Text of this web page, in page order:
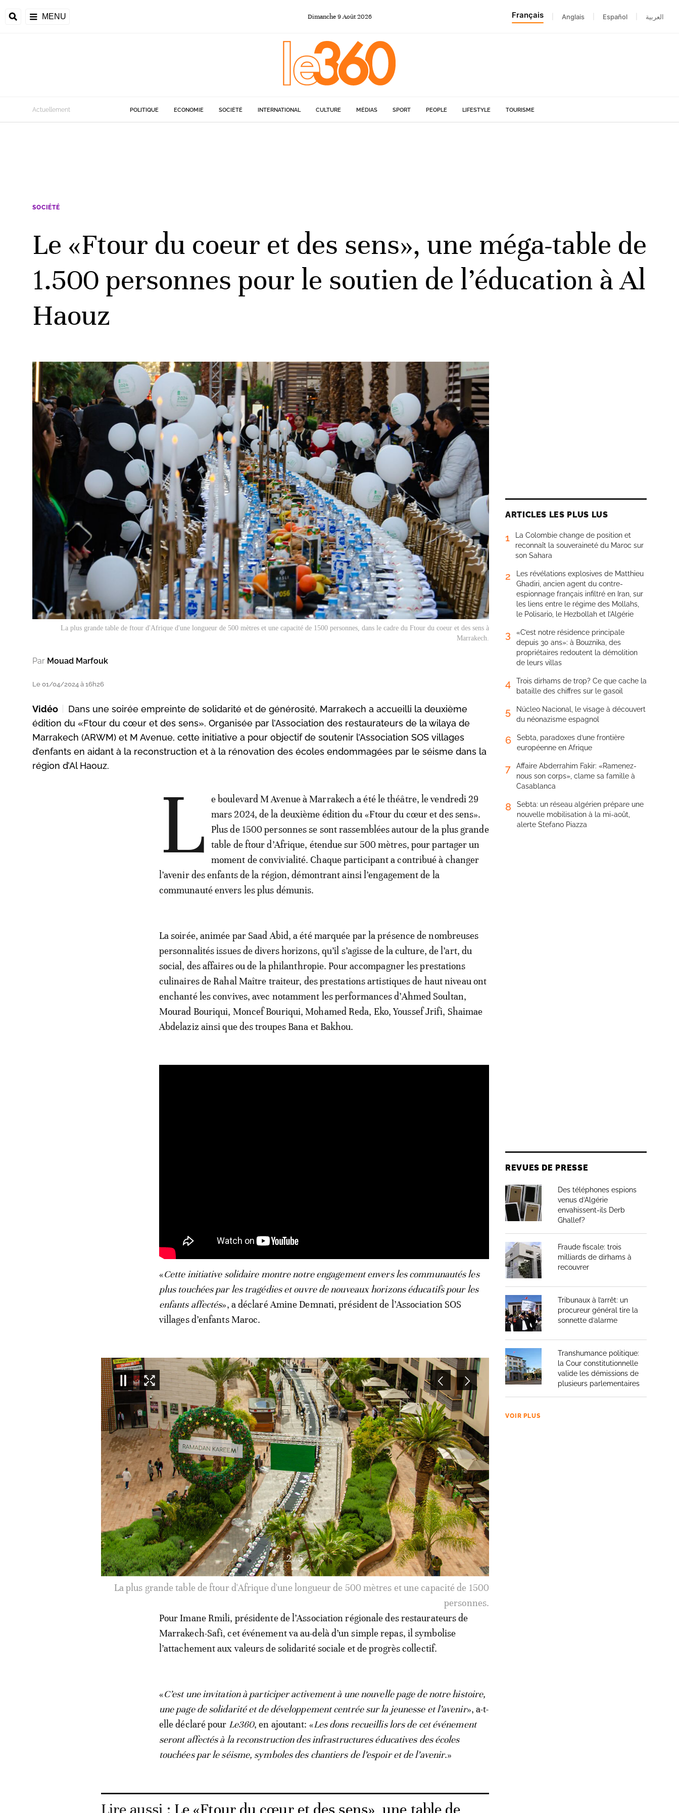
MENU Dimanche 9Août 2026 Français Anglais Español العربية
Actuellement POLITIQUE ECONOMIE SOCIÉTÉ INTERNATIONAL CULTURE MÉDIAS SPORT PEOPLE LIFESTYLE TOURISME
SOCIÉTÉ
Le «Ftour du coeur et des sens», une méga-table de
1.500 personnes pour le soutien de l’éducation à Al
Haouz
La plus grande table de ftour d'Afrique d'une longueur de 500 mètres et une capacité de 1500 personnes, dans le cadre du Ftour du coeur et des sens à
Marrakech.
Par Mouad Marfouk
Le 01/04/2024 à 16h26
Vidéo
Dans une soirée empreinte de solidarité et de générosité, Marrakech a accueilli la deuxième
édition du «Ftour du cœur et des sens». Organisée par l’Association des restaurateurs de la wilaya de
Marrakech (ARWM) et M Avenue, cette initiative a pour objectif de soutenir l’Association SOS villages
d’enfants en aidant à la reconstruction et à la rénovation des écoles endommagées par le séisme dans la
région d’Al Haouz.
L
e boulevard M Avenue à Marrakech a été le théâtre, le vendredi 29
mars 2024, de la deuxième édition du «Ftour du cœur et des sens».
Plus de 1500 personnes se sont rassemblées autour de la plus grande
table de ftour d’Afrique, étendue sur 500 mètres, pour partager un
moment de convivialité. Chaque participant a contribué à changer
l’avenir des enfants de la région, démontrant ainsi l’engagement de la
communauté envers les plus démunis.
La soirée, animée par Saad Abid, a été marquée par la présence de nombreuses
personnalités issues de divers horizons, qu’il s’agisse de la culture, de l’art, du
social, des affaires ou de la philanthropie. Pour accompagner les prestations
culinaires de Rahal Maître traiteur, des prestations artistiques de haut niveau ont
enchanté les convives, avec notamment les performances d’Ahmed Soultan,
Mourad Bouriqui, Moncef Bouriqui, Mohamed Reda, Eko, Youssef Jrifi, Shaimae
Abdelaziz ainsi que des troupes Bana et Bakhou.
«Cette initiative solidaire montre notre engagement envers les communautés les
plus touchées par les tragédies et ouvre de nouveaux horizons éducatifs pour les
enfants affectés», a déclaré Amine Demnati, président de l’Association SOS
villages d’enfants Maroc.
3/5
La plus grande table de ftour d'Afrique d'une longueur de 500 mètres et une capacité de 1500
personnes.
Pour Imane Rmili, présidente de l’Association régionale des restaurateurs de
Marrakech-Safi, cet événement va au-delà d’un simple repas, il symbolise
l’attachement aux valeurs de solidarité sociale et de progrès collectif.
«C’est une invitation à participer activement à une nouvelle page de notre histoire,
une page de solidarité et de développement centrée sur la jeunesse et l’avenir», a-t-
elle déclaré pour Le360, en ajoutant: «Les dons recueillis lors de cet événement
seront affectés à la reconstruction des infrastructures éducatives des écoles
touchées par le séisme, symboles des chantiers de l’espoir et de l’avenir.»
ARTICLES LES PLUS LUS
1
La Colombie change de position et
reconnaît la souveraineté du Maroc sur
son Sahara
2
Les révélations explosives de Matthieu
Ghadiri, ancien agent du contre-
espionnage français infiltré en Iran, sur
les liens entre le régime des Mollahs,
le Polisario, le Hezbollah et l’Algérie
3
«C’est notre résidence principale
depuis 30 ans»: à Bouznika, des
propriétaires redoutent la démolition
de leurs villas
4
Trois dirhams de trop? Ce que cache la
bataille des chiffres sur le gasoil
5
Núcleo Nacional, le visage à découvert
du néonazisme espagnol
6
Sebta, paradoxes d’une frontière
européenne en Afrique
7
Affaire Abderrahim Fakir: «Ramenez-
nous son corps», clame sa famille à
Casablanca
8
Sebta: un réseau algérien prépare une
nouvelle mobilisation à la mi-août,
alerte Stefano Piazza
REVUES DE PRESSE
Des téléphones espions
venus d’Algérie
envahissent-ils Derb
Ghallef?
Fraude fiscale: trois
milliards de dirhams à
recouvrer
Tribunaux à l’arrêt: un
procureur général tire la
sonnette d’alarme
Transhumance politique:
la Cour constitutionnelle
valide les démissions de
plusieurs parlementaires
VOIR PLUS